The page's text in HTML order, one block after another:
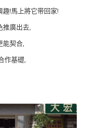
!馬上將它带回家!
推廣出去,
能契合,
作基礎,